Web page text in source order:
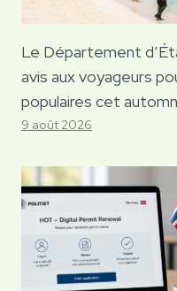
Le Département
avis aux voyageurs
populaires cet
9 août 2026